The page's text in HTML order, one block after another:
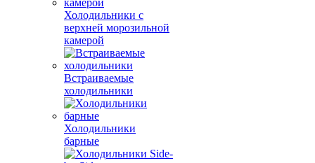
Холодильники с
верхней морозильной
камерой
Встраиваемые
холодильники
Холодильники
барные